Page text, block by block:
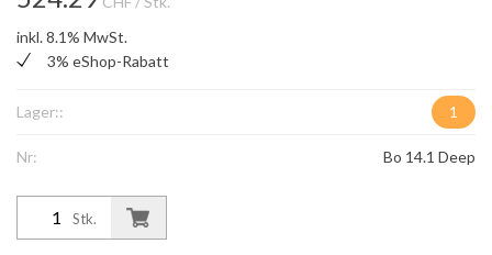
inkl. 8.1% MwSt.
3% eShop-Rabatt
Lager:: 1
Nr: Bo 14.1 Deep
Stk.